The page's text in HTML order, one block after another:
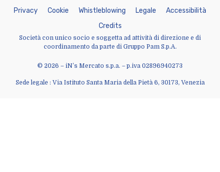
© 2026 – iN’s Mercato s.p.a. – p.iva 02896940273
Sede legale : Via Istituto Santa Maria della Pietà 6, 30173, Venezia
Privacy Cookie Whist eb owing Lega e Accessibi ità
Credits
Società con unico socio e soggetta ad attività di direzione e di
coordinamento da parte di Gruppo Pam S.p.A.